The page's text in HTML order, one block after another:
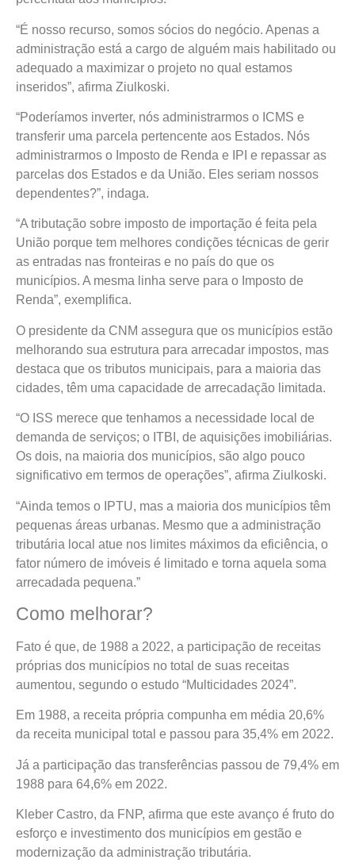
“É nosso recurso, somos sócios do negócio. Apenas a
administração está a cargo de alguém mais habilitado ou
adequado a maximizar o projeto no qual estamos
inseridos”, afirma Ziulkoski.
“Poderíamos inverter, nós administrarmos o ICMS e
transferir uma parcela pertencente aos Estados. Nós
administrarmos o Imposto de Renda e IPI e repassar as
parcelas dos Estados e da União. Eles seriam nossos
dependentes?”, indaga.
“A tributação sobre imposto de importação é feita pela
União porque tem melhores condições técnicas de gerir
as entradas nas fronteiras e no país do que os
municípios. A mesma linha serve para o Imposto de
Renda”, exemplifica.
O presidente da CNM assegura que os municípios estão
melhorando sua estrutura para arrecadar impostos, mas
destaca que os tributos municipais, para a maioria das
cidades, têm uma capacidade de arrecadação limitada.
“O ISS merece que tenhamos a necessidade local de
demanda de serviços; o ITBI, de aquisições imobiliárias.
Os dois, na maioria dos municípios, são algo pouco
significativo em termos de operações”, afirma Ziulkoski.
“Ainda temos o IPTU, mas a maioria dos municípios têm
pequenas áreas urbanas. Mesmo que a administração
tributária local atue nos limites máximos da eficiência, o
fator número de imóveis é limitado e torna aquela soma
arrecadada pequena.”
Como melhorar?
Fato é que, de 1988 a 2022, a participação de receitas
próprias dos municípios no total de suas receitas
aumentou, segundo o estudo “Multicidades 2024”.
Em 1988, a receita própria compunha em média 20,6%
da receita municipal total e passou para 35,4% em 2022.
Já a participação das transferências passou de 79,4% em
1988 para 64,6% em 2022.
Kleber Castro, da FNP, afirma que este avanço é fruto do
esforço e investimento dos municípios em gestão e
modernização da administração tributária.